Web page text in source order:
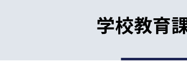
学校教育